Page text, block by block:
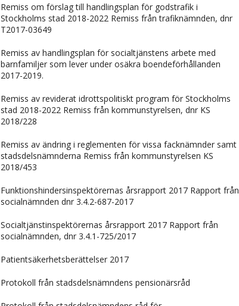
Remiss om förslag till handlingsplan för godstrafik i
Stockholms stad 2018-2022 Remiss från trafiknämnden, dnr
T2017-03649
Remiss av handlingsplan för socialtjänstens arbete med
barnfamiljer som lever under osäkra boendeförhållanden
2017-2019.
Remiss av reviderat idrottspolitiskt program för Stockholms
stad 2018-2022 Remiss från kommunstyrelsen, dnr KS
2018/228
Remiss av ändring i reglementen för vissa facknämnder samt
stadsdelsnämnderna Remiss från kommunstyrelsen KS
2018/453
Funktionshindersinspektörernas årsrapport 2017 Rapport från
socialnämnden dnr 3.4.2-687-2017
Socialtjänstinspektörernas årsrapport 2017 Rapport från
socialnämnden, dnr 3.4.1-725/2017
Patientsäkerhetsberättelser 2017
Protokoll från stadsdelsnämndens pensionärsråd